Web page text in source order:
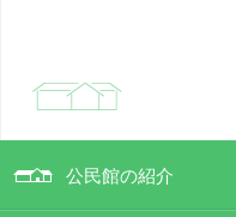
公民館の紹介